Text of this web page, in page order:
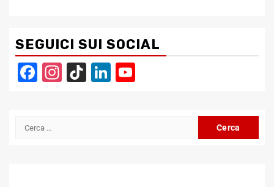
SEGUICI SUI SOCIAL
Facebook
Instagram
TikTokLinkedIn
Ricerca